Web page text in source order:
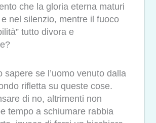
che la gloria eterna maturi
nel silenzio, mentre il fuoco
tutto divora e
sapere se l’uomo venuto dalla
rifletta su queste cose.
di no, altrimenti non
tempo a schiumare rabbia